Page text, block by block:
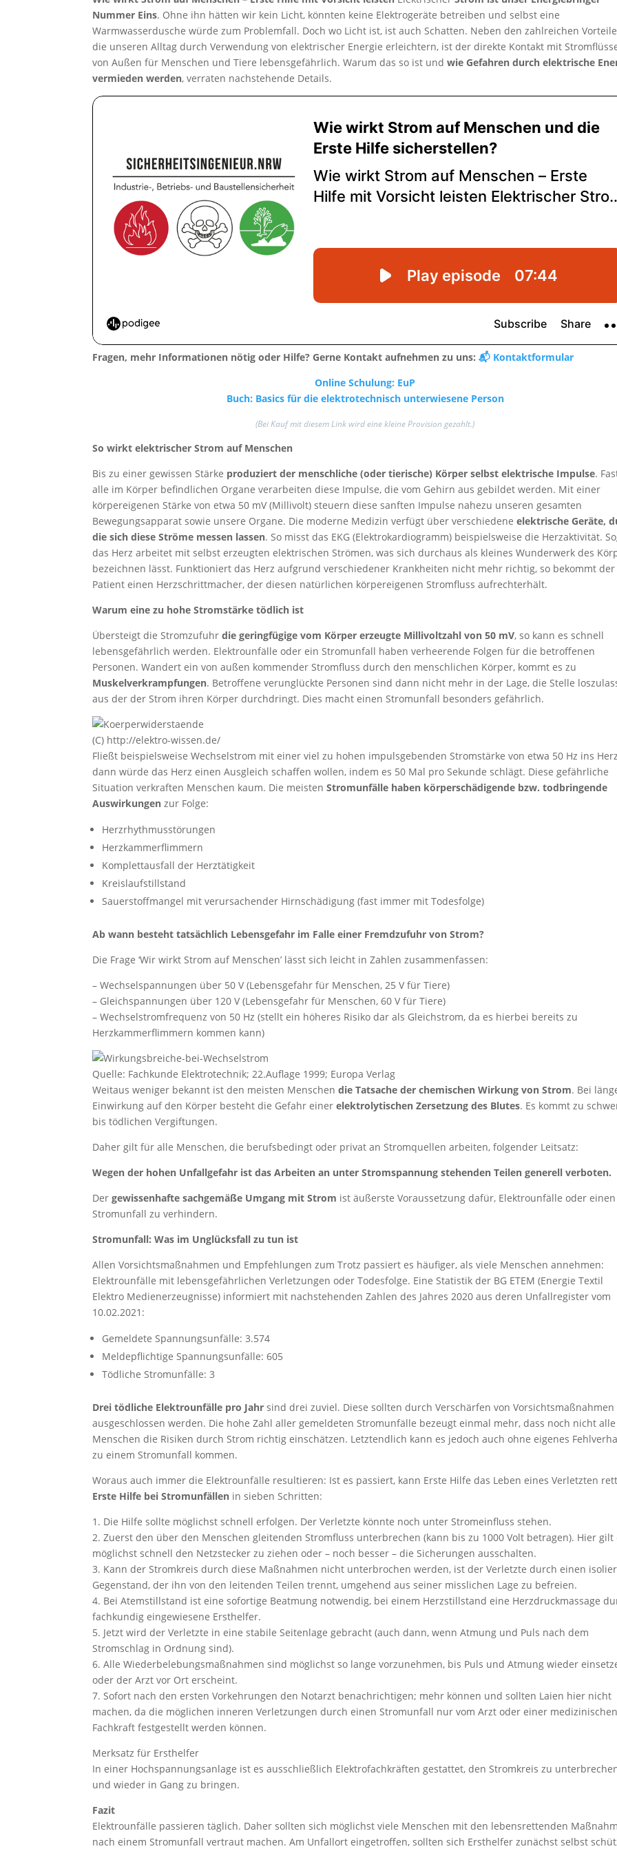
Nummer Eins. Ohne ihn hätten wir kein Licht, könnten keine Elektrogeräte betreiben und selbst eine
Warmwasserdusche würde zum Problemfall. Doch wo Licht ist, ist auch Schatten. Neben den zahlreichen
die unseren Alltag durch Verwendung von elektrischer Energie erleichtern, ist der direkte Kontakt mit
von Außen für Menschen und Tiere lebensgefährlich. Warum das so ist undwie Gefahren durch elektrische
vermieden werden, verraten nachstehende Details.
Fragen, mehr Informationen nötig oder Hilfe? Gerne Kontakt aufnehmen zu uns:📬 Kontaktformular
Online Schulung: EuP
Buch: Basics für die elektrotechnisch unterwiesene Person
(Bei Kauf mit diesem Link wird eine kleine Provision gezahlt.)
So wirkt elektrischer Strom auf Menschen
Bis zu einer gewissen Stärke produziert der menschliche (oder tierische) Körper selbst elektrische Impulse.
alle im Körper befindlichen Organe verarbeiten diese Impulse, die vom Gehirn aus gebildet werden. Mit einer
körpereigenen Stärke von etwa 50 mV (Millivolt) steuern diese sanften Impulse nahezu unseren gesamten
Bewegungsapparat sowie unsere Organe. Die moderne Medizin verfügt über verschiedeneelektrische Geräte,
die sich diese Ströme messen lassen. So misst das EKG (Elektrokardiogramm) beispielsweise die Herzaktivität.
das Herz arbeitet mit selbst erzeugten elektrischen Strömen, was sich durchaus als kleines Wunderwerk des
bezeichnen lässt. Funktioniert das Herz aufgrund verschiedener Krankheiten nicht mehr richtig, so bekommt der
Patient einen Herzschrittmacher, der diesen natürlichen körpereigenen Stromfluss aufrechterhält.
Warum eine zu hohe Stromstärke tödlich ist
Übersteigt die Stromzufuhrdie geringfügige vom Körper erzeugte Millivoltzahl von 50 mV, so kann es schnell
lebensgefährlich werden. Elektrounfälle oder ein Stromunfall haben verheerende Folgen für die betroffenen
Personen. Wandert ein von außen kommender Stromfluss durch den menschlichen Körper, kommt es zu
Muskelverkrampfungen. Betroffene verunglückte Personen sind dann nicht mehr in der Lage, die Stelle
aus der der Strom ihren Körper durchdringt. Dies macht einen Stromunfall besonders gefährlich.
(C) http://elektro-wissen.de/
Fließt beispielsweise Wechselstrom mit einer viel zu hohen impulsgebenden Stromstärke von etwa 50 Hz ins
dann würde das Herz einen Ausgleich schaffen wollen, indem es 50 Mal pro Sekunde schlägt. Diese gefährliche
Situation verkraften Menschen kaum. Die meistenStromunfälle haben körperschädigende bzw. todbringende
Auswirkungen zur Folge:
Herzrhythmusstörungen
Herzkammerflimmern
Komplettausfall der Herztätigkeit
Kreislaufstillstand
Sauerstoffmangel mit verursachender Hirnschädigung (fast immer mit Todesfolge)
Ab wann besteht tatsächlich Lebensgefahr im Falle einer Fremdzufuhr von Strom?
Die Frage ‘Wir wirkt Strom auf Menschen’ lässt sich leicht in Zahlen zusammenfassen:
– Wechselspannungen über 50 V (Lebensgefahr für Menschen, 25 V für Tiere)
– Gleichspannungen über 120 V (Lebensgefahr für Menschen, 60 V für Tiere)
– Wechselstromfrequenz von 50 Hz (stellt ein höheres Risiko dar als Gleichstrom, da es hierbei bereits zu
Herzkammerflimmern kommen kann)
Quelle: Fachkunde Elektrotechnik; 22.Auflage 1999; Europa Verlag
Weitaus weniger bekannt ist den meisten Menschendie Tatsache der chemischen Wirkung von Strom. Bei
Einwirkung auf den Körper besteht die Gefahr einerelektrolytischen Zersetzung des Blutes. Es kommt zu
bis tödlichen Vergiftungen.
Daher gilt für alle Menschen, die berufsbedingt oder privat an Stromquellen arbeiten, folgender Leitsatz:
Wegen der hohen Unfallgefahr ist das Arbeiten an unter Stromspannung stehenden Teilen generell verboten.
Dergewissenhafte sachgemäße Umgang mit Strom ist äußerste Voraussetzung dafür, Elektrounfälle oder einen
Stromunfall zu verhindern.
Stromunfall: Was im Unglücksfall zu tun ist
Allen Vorsichtsmaßnahmen und Empfehlungen zum Trotz passiert es häufiger, als viele Menschen annehmen:
Elektrounfälle mit lebensgefährlichen Verletzungen oder Todesfolge. Eine Statistik der BG ETEM (Energie Textil
Elektro Medienerzeugnisse) informiert mit nachstehenden Zahlen des Jahres 2020 aus deren Unfallregister vom
10.02.2021:
Gemeldete Spannungsunfälle: 3.574
Meldepflichtige Spannungsunfälle: 605
Tödliche Stromunfälle: 3
Drei tödliche Elektrounfälle pro Jahr sind drei zuviel. Diese sollten durch Verschärfen von Vorsichtsmaßnahmen
ausgeschlossen werden. Die hohe Zahl aller gemeldeten Stromunfälle bezeugt einmal mehr, dass noch nicht alle
Menschen die Risiken durch Strom richtig einschätzen. Letztendlich kann es jedoch auch ohne eigenes
zu einem Stromunfall kommen.
Woraus auch immer die Elektrounfälle resultieren: Ist es passiert, kann Erste Hilfe das Leben eines Verletzten
Erste Hilfe bei Stromunfällen in sieben Schritten:
1. Die Hilfe sollte möglichst schnell erfolgen. Der Verletzte könnte noch unter Stromeinfluss stehen.
2. Zuerst den über den Menschen gleitenden Stromfluss unterbrechen (kann bis zu 1000 Volt betragen). Hier gilt
möglichst schnell den Netzstecker zu ziehen oder – noch besser – die Sicherungen ausschalten.
3. Kann der Stromkreis durch diese Maßnahmen nicht unterbrochen werden, ist der Verletzte durch einen
Gegenstand, der ihn von den leitenden Teilen trennt, umgehend aus seiner misslichen Lage zu befreien.
4. Bei Atemstillstand ist eine sofortige Beatmung notwendig, bei einem Herzstillstand eine Herzdruckmassage
fachkundig eingewiesene Ersthelfer.
5. Jetzt wird der Verletzte in eine stabile Seitenlage gebracht (auch dann, wenn Atmung und Puls nach dem
Stromschlag in Ordnung sind).
6. Alle Wiederbelebungsmaßnahmen sind möglichst so lange vorzunehmen, bis Puls und Atmung wieder
oder der Arzt vor Ort erscheint.
7. Sofort nach den ersten Vorkehrungen den Notarzt benachrichtigen; mehr können und sollten Laien hier nicht
machen, da die möglichen inneren Verletzungen durch einen Stromunfall nur vom Arzt oder einer medizinischen
Fachkraft festgestellt werden können.
Merksatz für Ersthelfer
In einer Hochspannungsanlage ist es ausschließlich Elektrofachkräften gestattet, den Stromkreis zu
und wieder in Gang zu bringen.
Fazit
Elektrounfälle passieren täglich. Daher sollten sich möglichst viele Menschen mit den lebensrettenden
nach einem Stromunfall vertraut machen. Am Unfallort eingetroffen, sollten sich Ersthelfer zunächst selbst